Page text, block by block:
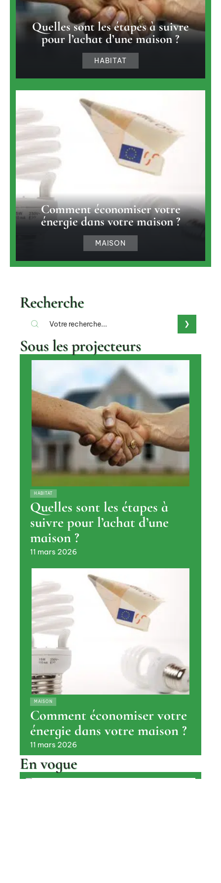
Quelles sont les étapes à suivre
pour l’achat d’une maison ?
HABITAT
Comment économiser votre
énergie dans votre maison ?
MAISON
Recherche
Sous les projecteurs
HABITAT
Quelles sont les étapes à
suivre pour l’achat d’une
maison ?
11 mars 2026
MAISON
Comment économiser votre
énergie dans votre maison ?
11 mars 2026
En vogue